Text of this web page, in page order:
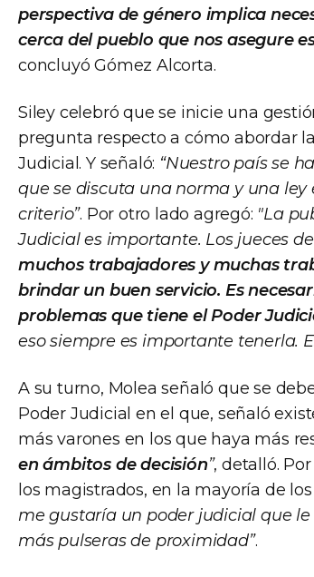
perspectiva de género implica
cerca del pueblo que nos asegure
concluyó Gómez Alcorta.
Siley celebró que se inicie una
pregunta respecto a cómo abordar
Judicial. Y señaló: “Nuestro país se
que se discuta una norma y una
criterio”. Por otro lado agregó: "La
Judicial es importante. Los jueces
muchos trabajadores y muchas
brindar un buen servicio. Es
problemas que tiene el Poder
eso siempre es importante tenerla.
A su turno, Molea señaló que se
Poder Judicial en el que, señaló
más varones en los que haya más
en ámbitos de decisión”, detalló.
los magistrados, en la mayoría de
me gustaría un poder judicial que
más pulseras de proximidad”.